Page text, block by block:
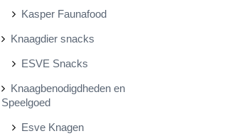
Kasper Faunafood
Knaagdier snacks
ESVE Snacks
Knaagbenodigdheden en
Speelgoed
Esve Knagen